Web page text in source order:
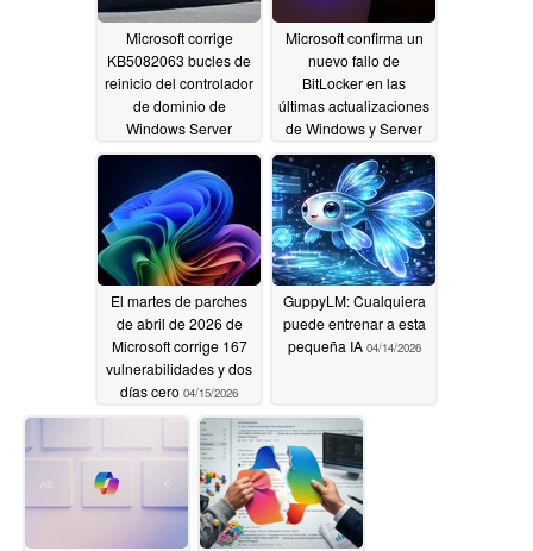
Microsoft corrige
KB5082063 bucles de
reinicio del controlador
de dominio de
Windows Server
04/20/2026
Microsoft confirma un
nuevo fallo de
BitLocker en las
últimas actualizaciones
de Windows y Server
04/18/2026
El martes de parches
de abril de 2026 de
Microsoft corrige 167
vulnerabilidades y dos
días cero 04/15/2026
GuppyLM: Cualquiera
puede entrenar a esta
pequeña IA 04/14/2026